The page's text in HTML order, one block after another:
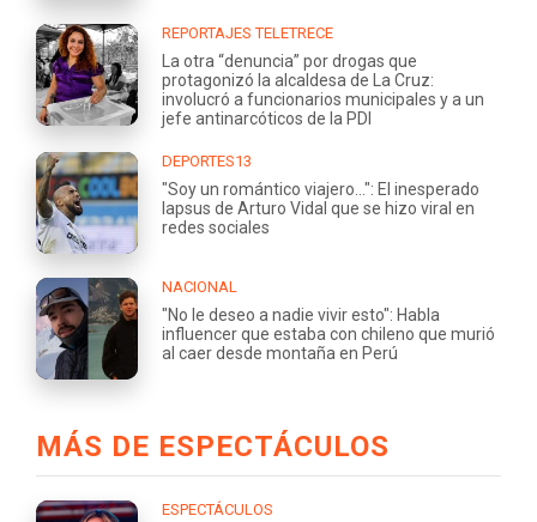
REPORTAJES TELETRECE
La otra “denuncia” por drogas que
protagonizó la alcaldesa de La Cruz:
involucró a funcionarios municipales y a un
jefe antinarcóticos de la PDI
DEPORTES13
"Soy un romántico viajero...": El inesperado
lapsus de Arturo Vidal que se hizo viral en
redes sociales
NACIONAL
"No le deseo a nadie vivir esto": Habla
influencer que estaba con chileno que murió
al caer desde montaña en Perú
MÁS DE ESPECTÁCULOS
ESPECTÁCULOS